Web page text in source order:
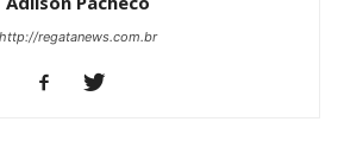
http://regatanews.com.br